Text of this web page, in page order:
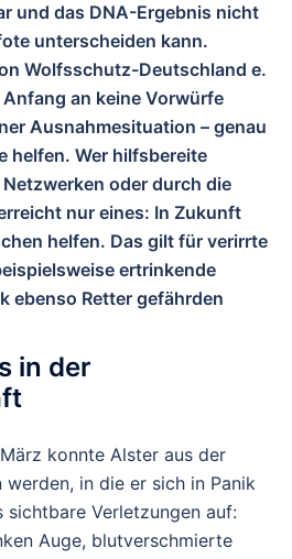
und das DNA-Ergebnis nicht
unterscheiden kann.
Wolfsschutz-Deutschland e.
an keine Vorwürfe
Ausnahmesituation – genau
helfen. Wer hilfsbereite
oder durch die
nur eines: In Zukunft
helfen. Das gilt für verirrte
ertrinkende
ebenso Retter gefährden
in der
konnte Alster aus der
werden, in die er sich in Panik
Verletzungen auf:
Auge, blutverschmierte